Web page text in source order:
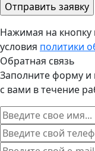
Нажимая на
условия политики
Обратная связь
Заполните форму
с вами в течение